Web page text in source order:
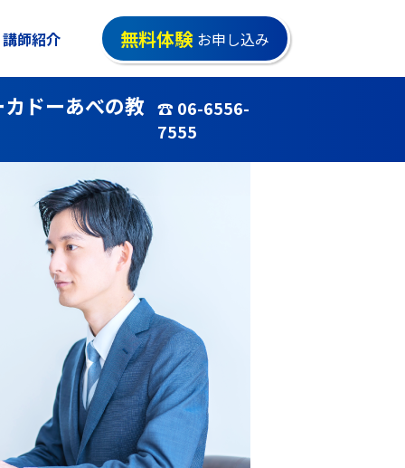
講師紹介 無料体験 お申し込み
ドーあべの教 ☎ 06-6556-
7555